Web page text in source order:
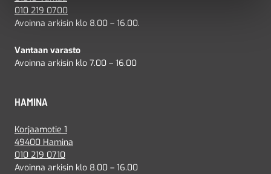
010 219 0700
Avoinna arkisin klo 8.00 – 16.00.
Vantaan varasto
Avoinna arkisin klo 7.00 – 16.00
HAMINA
Korjaamotie 1
49400 Hamina
010 219 0710
Avoinna arkisin klo 8.00 – 16.00